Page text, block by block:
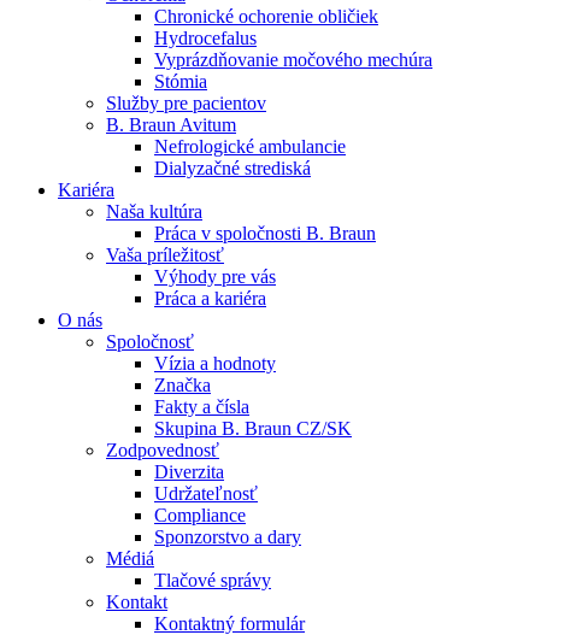
Produktový katalóg​
Objavte naše produkty. ​Navštívte produktový katalóg B. Braun​ s
Dialyzačné strediská
B. Braun Avitum poskytuje kvalitnú dialyzačnú starostlivosť vo
Kontakt
Zostaňte v dialógu s B. Braun. Kontaktujte nás.
Chronické ochorenie obličiek
Hydrocefalus
Vyprázdňovanie močového mechúra
Stómia
Služby pre pacientov
B. Braun Avitum
Nefrologické ambulancie
Dialyzačné strediská
Kariéra
Naša kultúra
Práca v spoločnosti B. Braun
Vaša príležitosť
Výhody pre vás
Práca a kariéra
O nás
Spoločnosť
Vízia a hodnoty
Značka
Fakty a čísla
Skupina B. Braun CZ/SK
Zodpovednosť
Diverzita
Udržateľnosť
Compliance
Sponzorstvo a dary
Médiá
Tlačové správy
Kontakt
Kontaktný formulár